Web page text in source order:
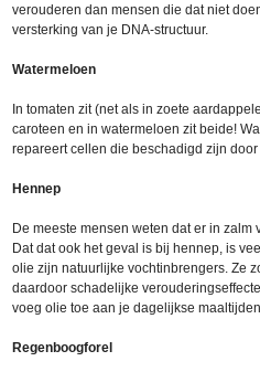
verouderen dan mensen die dat niet
versterking van je DNA-structuur.
Watermeloen
In tomaten zit (net als in zoete
caroteen en in watermeloen zit beide!
repareert cellen die beschadigd zijn door
Hennep
De meeste mensen weten dat er in
Dat dat ook het geval is bij hennep, is
olie zijn natuurlijke vochtinbrengers. Ze
daardoor schadelijke
voeg olie toe aan je dagelijkse
Regenboogforel